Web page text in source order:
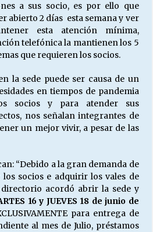
los ricos, Save Our Souls (Salvar
Almas)
segmentos de la riqueza
a sus socio, es por ello que
abierto 2 días esta semana y ver
esta atención mínima,
telefónica la mantienen los 5
que requieren los socios.
la sede puede ser causa de un
en tiempos de pandemia
socios y para atender sus
nos señalan integrantes de
un mejor vivir, a pesar de las
“Debido a la gran demanda de
socios e adquirir los vales de
directorio acordó abrir la sede y
16 y JUEVES 18 de junio de
para entrega de
al mes de Julio, préstamos